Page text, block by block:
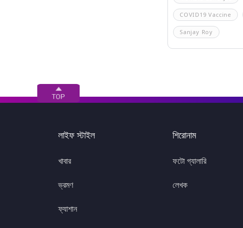
COVID19 Vaccine
Sanjay Roy
লাইফ স্টাইল
খাবার
ভ্রমণ
ফ্যাশান
শিরোনাম
ফটো গ্যালারি
লেখক